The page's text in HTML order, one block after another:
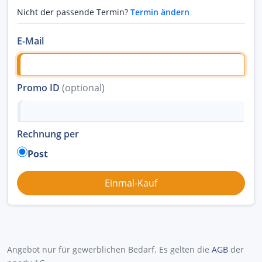
Nicht der passende Termin? Termin ändern
E-Mail
Promo ID (optional)
Rechnung per
Post
Angebot nur für gewerblichen Bedarf. Es gelten die AGB der